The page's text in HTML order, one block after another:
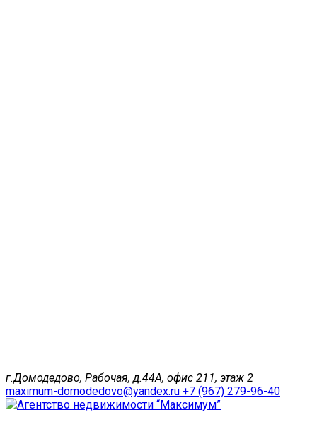
г.Домодедово, Рабочая, д.44А, офис 211, этаж 2
maximum-domodedovo@yandex.ru +7 (967) 279-96-40